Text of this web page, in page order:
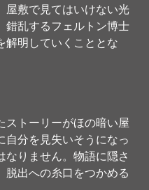
屋敷で見てはいけない光
錯乱するフェルトン博士
解明していくこととな
ストーリーがほの暗い屋
自分を見失いそうになっ
なりません。物語に隠さ
脱出への糸口をつかめる